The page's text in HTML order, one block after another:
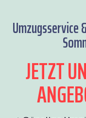
Umzugsservice
JETZT